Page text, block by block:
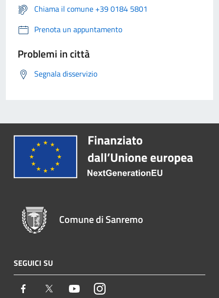
Chiama il comune +39 0184 5801
Prenota un appuntamento
Problemi in città
Segnala disservizio
Comune di Sanremo
SEGUICI SU
Facebook Twitter YoutubeInstagram